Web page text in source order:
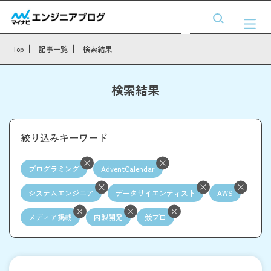
Top 記事一覧 検索結果
検索結果
絞り込みキーワード
プログラミング AdventCalendar
システムエンジニア データサイエンティスト AWS
メディア掲載 内製開発 競プロ